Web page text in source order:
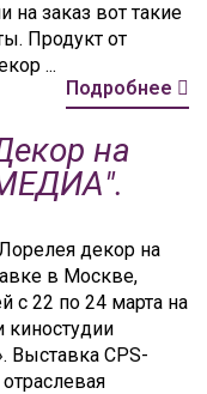
на заказ вот такие
Продукт от
...
Подробнее
на
декор на
в Москве,
с 22 по 24 марта на
киностудии
CPS-